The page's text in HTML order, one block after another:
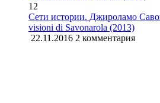
12
Сети истории. Джироламо
visioni di Savonarola (2013)
22.11.2016 2 комментария